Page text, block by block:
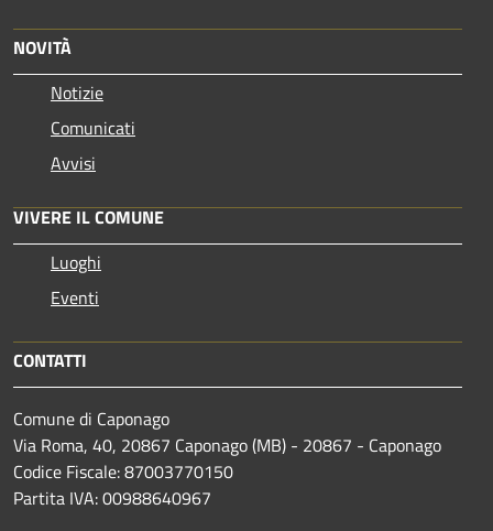
NOVITÀ
Notizie
Comunicati
Avvisi
VIVERE IL COMUNE
Luoghi
Eventi
CONTATTI
Comune di Caponago
Via Roma, 40, 20867 Caponago (MB) - 20867 - Caponago
Codice Fiscale: 87003770150
Partita IVA: 00988640967